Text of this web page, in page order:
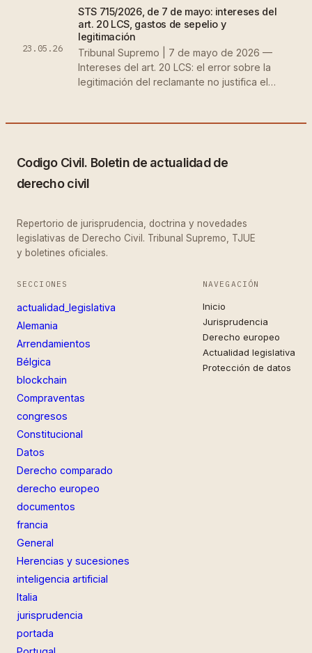
23.05.26
STS 715/2026, de 7 de mayo: intereses del
art. 20 LCS, gastos de sepelio y
legitimación
Tribunal Supremo | 7 de mayo de 2026 —
Intereses del art. 20 LCS: el error sobre la
legitimación del reclamante no justifica el…
Codigo Civil. Boletin de actualidad de
derecho civil
Repertorio de jurisprudencia, doctrina y novedades
legislativas de Derecho Civil. Tribunal Supremo, TJUE
y boletines oficiales.
SECCIONES
actualidad_legislativa
Alemania
Arrendamientos
Bélgica
blockchain
Compraventas
congresos
Constitucional
Datos
Derecho comparado
derecho europeo
documentos
francia
General
Herencias y sucesiones
inteligencia artificial
Italia
jurisprudencia
portada
NAVEGACIÓN
Inicio
Jurisprudencia
Derecho europeo
Actualidad legislativa
Protección de datos